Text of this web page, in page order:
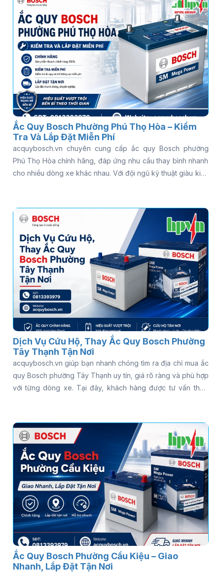
Ắc Quy Bosch Phường Phú Thọ Hòa – Kiểm
Tra Và Lắp Đặt Miễn Phí
acquybosch.vn chuyên cung cấp ắc quy Bosch phường
Phú Thọ Hòa chính hãng, đáp ứng nhu cầu thay bình nhanh
cho nhiều dòng xe khác nhau. Với đội ngũ kỹ thuật giàu kinh
thời gian ngắn. Gọi ngay 0813 39 39 79 để được hỗ trợ thay
ắc quy Bosch tận nơi nhanh chóng - có mặt 15 phút, kiểm
tra miễn phí, phục vụ 24/7!
Dịch Vụ Cứu Hộ, Thay Ắc Quy Bosch Phường
Tây Thạnh Tận Nơi
acquybosch.vn giúp bạn nhanh chóng tìm ra địa chỉ mua ắc
quy Bosch phường Tây Thạnh uy tín, giá rõ ràng và phù hợp
với từng dòng xe. Tại đây, khách hàng được tư vấn theo
Bosch tận nơi nhanh chóng - có mặt 15 phút, kiểm tra miễn
phí, phục vụ 24/7!
Ắc Quy Bosch Phường Cầu Kiệu – Giao
Nhanh, Lắp Đặt Tận Nơi